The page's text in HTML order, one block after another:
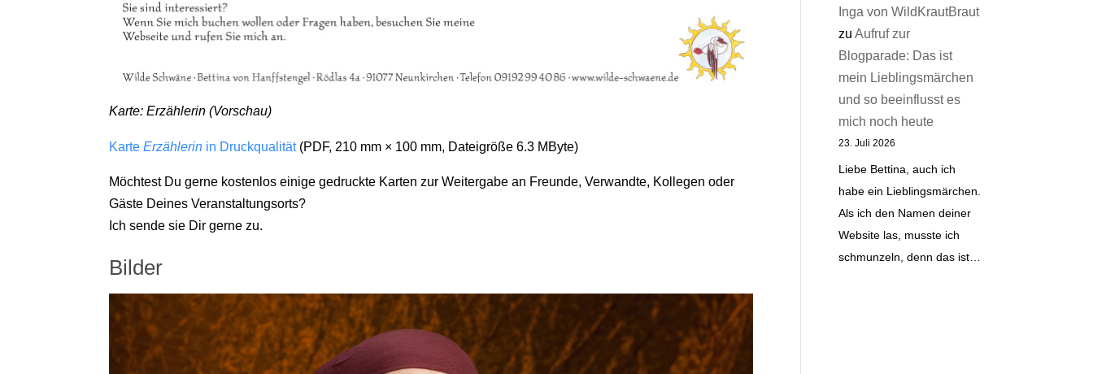
Karte: Erzählerin (Vorschau)
KarteErzählerin in Druckqualität(PDF, 210 mm × 100 mm, Dateigröße 6.3 MByte)
Möchtest Du gerne kostenlos einige gedruckte Karten zur Weitergabe an Freunde, Verwandte, Kollegen oder
Gäste Deines Veranstaltungsorts?
Ich sende sie Dir gerne zu.
Bilder
Inga von WildKrautBraut
zuAufruf zur
Blogparade: Das ist
mein Lieblingsmärchen
und so beeinflusst es
mich noch heute
23. Juli 2026
Liebe Bettina, auch ich
habe ein Lieblingsmärchen.
Als ich den Namen deiner
Website las, musste ich
schmunzeln, denn das ist…